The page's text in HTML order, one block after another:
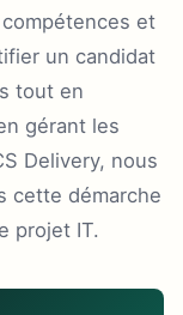
et
un candidat
tout en
gérant les
Delivery, nous
cette démarche
projet IT.